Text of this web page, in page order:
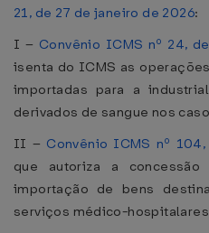
21, de 27 de janeiro de 2026:
I – Convênio ICMS nº 24,
isenta do ICMS as
importadas para a
derivados de sangue nos
II – Convênio ICMS nº
que autoriza a
importação de bens
serviços médico-